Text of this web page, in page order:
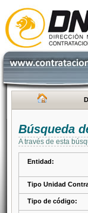
Búsqueda
A través de esta
Entidad:
Tipo Unidad
Tipo de código: